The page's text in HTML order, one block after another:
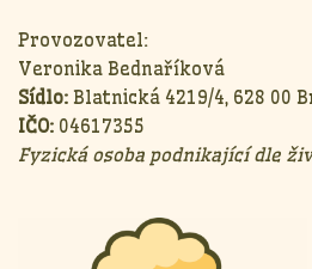
Provozovatel:
Veronika Bednaříková
Sídlo: Blatnická 4219/4, 628 00
IČO: 04617355
Fyzická osoba podnikající dle